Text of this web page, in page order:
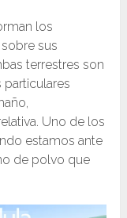
los
sus
terrestres son
Uno de los
estamos ante
de polvo que